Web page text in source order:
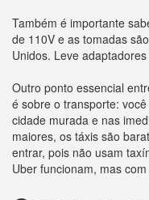
Também é importante
de 110V e as tomadas
Unidos. Leve
Outro ponto essencial
é sobre o transporte:
cidade murada e nas
maiores, os táxis são
entrar, pois não usam
Uber funcionam, mas